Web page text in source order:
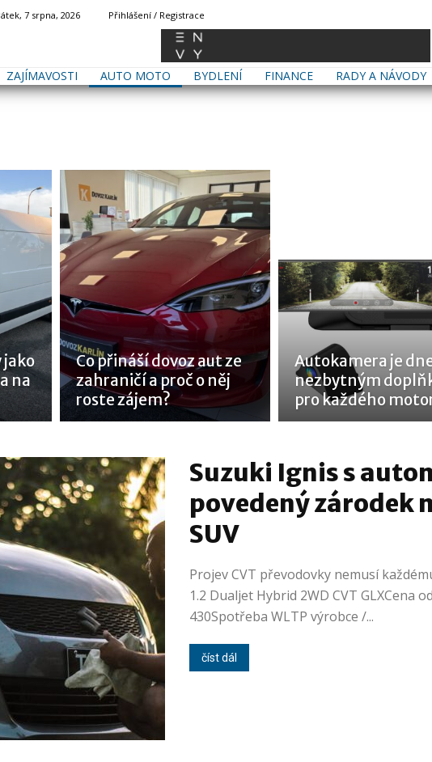
7 srpna, 2026 Přihlášení / Registrace
ZAJÍMAVOSTI AUTO MOTO BYDLENÍ FINANCE RADY A NÁVODY
jako
na
Co přináší dovoz aut ze
zahraničí a proč o něj
roste zájem?
Autokamera je
nezbytným
pro každého
Suzuki Ignis s
povedený zárodek
SUV
Projev CVT převodovky nemusí
1.2 Dualjet Hybrid 2WD CVT GLXCena
430Spotřeba WLTP výrobce /...
číst dál